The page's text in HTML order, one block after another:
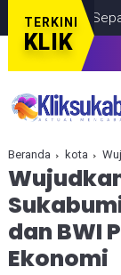
TERKINI
KLIK
Sepakati
Beranda kota Wujudkan Kota Wakaf,
dan BWI
Ekonomi